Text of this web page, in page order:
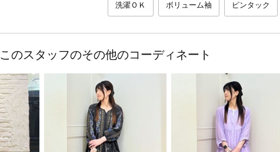
洗濯ＯＫ ボリューム袖 ピンタック
このスタッフのその他のコーディネート